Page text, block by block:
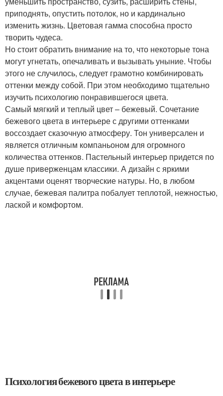
приподнять, опустить потолок, но и кардинально
изменить жизнь. Цветовая гамма способна просто
творить чудеса.
Но стоит обратить внимание на то, что некоторые тона
могут угнетать, опечаливать и вызывать уныние. Чтобы
этого не случилось, следует грамотно комбинировать
оттенки между собой. При этом необходимо тщательно
изучить психологию понравившегося цвета.
Самый мягкий и теплый цвет – бежевый. Сочетание
бежевого цвета в интерьере с другими оттенками
воссоздает сказочную атмосферу. Тон универсален и
является отличным компаньоном для огромного
количества оттенков. Пастельный интерьер придется по
душе приверженцам классики. А дизайн с яркими
акцентами оценят творческие натуры. Но, в любом
случае, бежевая палитра побалует теплотой, нежностью,
лаской и комфортом.
Психология бежевого цвета в интерьере